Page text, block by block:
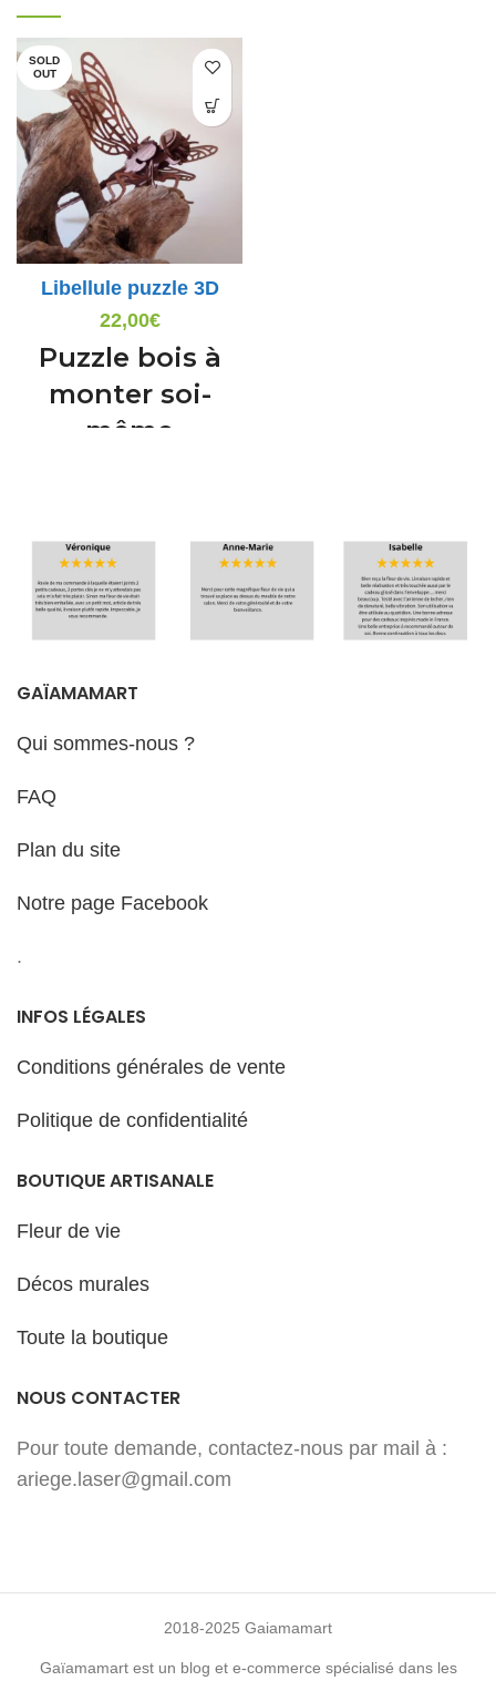
SOLD
OUT
Libellule puzzle 3D
22,00€
Puzzle bois à
monter soi-
même
GAÏAMAMART
Qui sommes-nous ?
FAQ
Plan du site
Notre page Facebook
.
INFOS LÉGALES
Conditions générales de vente
Politique de confidentialité
BOUTIQUE ARTISANALE
Fleur de vie
Décos murales
Toute la boutique
NOUS CONTACTER
Pour toute demande, contactez-nous par mail à :
ariege.laser@gmail.com
2018-2025 Gaiamamart
Gaïamamart est un blog et e-commerce spécialisé dans les